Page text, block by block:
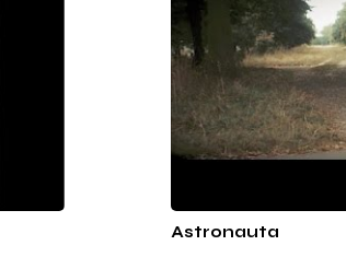
Astronauta